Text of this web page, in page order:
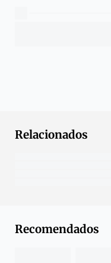
Relacionados
Recomendados